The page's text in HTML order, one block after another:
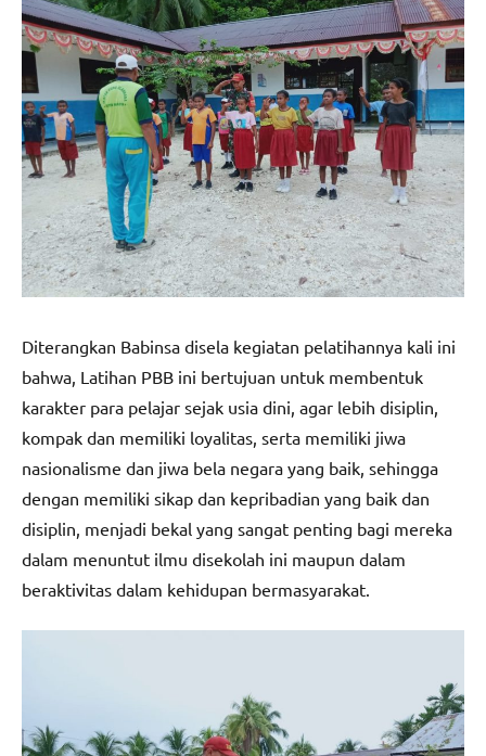
Diterangkan Babinsa disela kegiatan pelatihannya kali ini
bahwa, Latihan PBB ini bertujuan untuk membentuk
karakter para pelajar sejak usia dini, agar lebih disiplin,
kompak dan memiliki loyalitas, serta memiliki jiwa
nasionalisme dan jiwa bela negara yang baik, sehingga
dengan memiliki sikap dan kepribadian yang baik dan
disiplin, menjadi bekal yang sangat penting bagi mereka
dalam menuntut ilmu disekolah ini maupun dalam
beraktivitas dalam kehidupan bermasyarakat.